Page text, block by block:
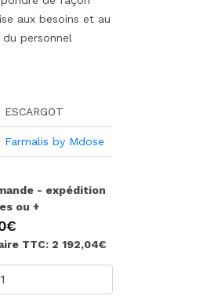
aux besoins et au
personnel
ESCARGOT
Farmalis by Mdose
- expédition
ou +
TTC: 2 192,04€